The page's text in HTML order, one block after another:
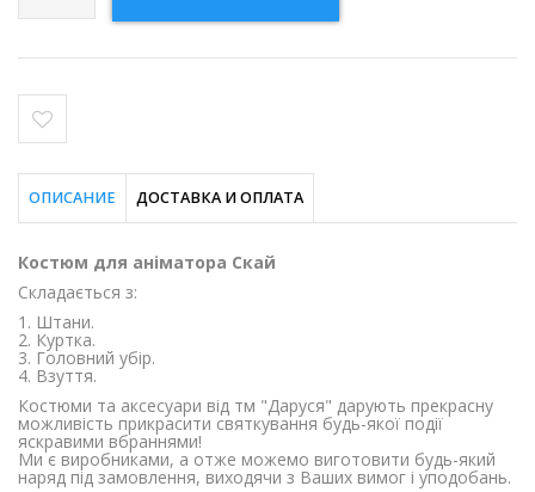
ОПИСАНИЕ ДОСТАВКА И ОПЛАТА
Костюм для аніматора Скай
Складається з:
1. Штани.
2. Куртка.
3. Головний убір.
4. Взуття.
Костюми та аксесуари від тм "Даруся" дарують прекрасну
можливість прикрасити святкування будь-якої події
яскравими вбраннями!
Ми є виробниками, а отже можемо виготовити будь-який
наряд під замовлення, виходячи з Ваших вимог і уподобань.